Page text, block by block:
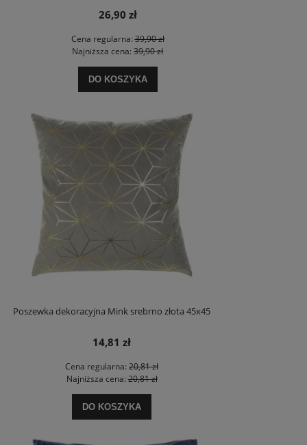
26,90 zł
Cena regularna:39,90 zł
Najniższa cena: 39,90 zł
DO KOSZYKA
Poszewka dekoracyjna Mink srebrno złota 45x45
14,81 zł
Cena regularna: 20,81 zł
Najniższa cena:20,81 zł
DO KOSZYKA